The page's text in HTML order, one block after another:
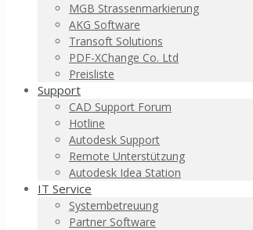
MGB Strassenmarkierung
AKG Software
Transoft Solutions
PDF-XChange Co. Ltd
Preisliste
Support
CAD Support Forum
Hotline
Autodesk Support
Remote Unterstützung
Autodesk Idea Station
IT Service
Systembetreuung
Partner Software